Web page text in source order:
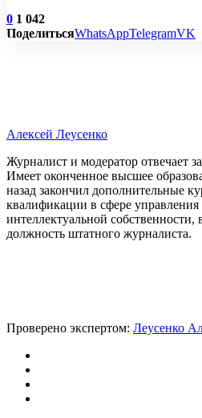
0 1 042
ПоделитьсяWhatsAppTelegramVK
Алексей Леусенко
Журналист и модератор отвечает
Имеет оконченное высшее
назад закончил дополнительные
квалификации в сфере
интеллектуальной собственности,
должность штатного журналиста.
Проверено экспертом: Леусенко